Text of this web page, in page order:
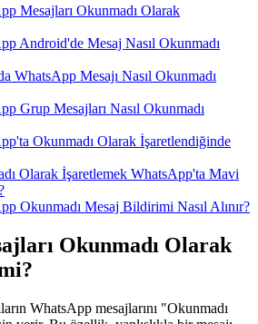
Mesajları Okunmadı Olarak
Android'de Mesaj Nasıl Okunmadı
WhatsApp Mesajı Nasıl Okunmadı
Grup Mesajları Nasıl Okunmadı
Okunmadı Olarak İşaretlendiğinde
Olarak İşaretlemek WhatsApp'ta Mavi
Okunmadı Mesaj Bildirimi Nasıl Alınır?
Okunmadı Olarak
WhatsApp mesajlarını "Okunmadı